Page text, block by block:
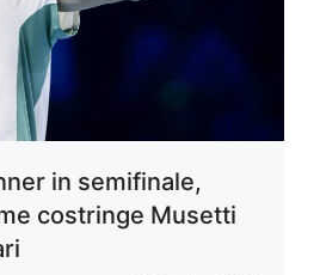
in semifinale,
costringe Musetti